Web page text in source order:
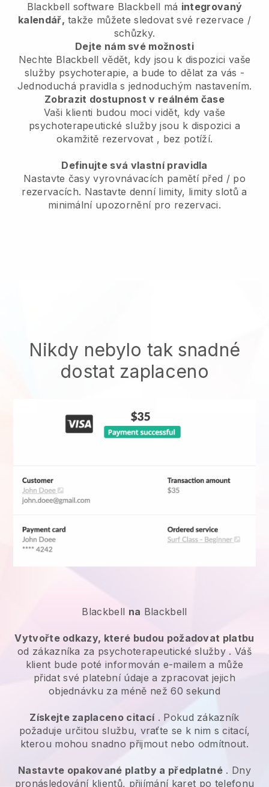
Blackbell software Blackbell má integrovaný
kalendář, takže můžete sledovat své rezervace /
schůzky.
Dejte nám své možnosti
Nechte Blackbell vědět, kdy jsou k dispozici vaše
služby psychoterapie, a bude to dělat za vás -
Jednoduchá pravidla s jednoduchým nastavením.
Zobrazit dostupnost v reálném čase
Vaši klienti budou moci vidět, kdy vaše
psychoterapeutické služby jsou k dispozici a
okamžitě rezervovat , bez potíží.
Definujte svá vlastní pravidla
Nastavte časy vyrovnávacích pamětí před / po
rezervacích. Nastavte denní limity, limity slotů a
minimální upozornění pro rezervaci.
Nikdy nebylo tak snadné
dostat zaplaceno
Blackbell na Blackbell
Vytvořte odkazy, které budou požadovat platbu
od zákazníka za psychoterapeutické služby . Váš
klient bude poté informován e-mailem a může
přidat své platební údaje a zpracovat jejich
objednávku za méně než 60 sekund
Získejte zaplaceno citací. Pokud zákazník
požaduje určitou službu, vraťte se k nim s citací,
kterou mohou snadno přijmout nebo odmítnout.
Nastavte opakované platby a předplatné . Dny
pronásledování klientů, přijímání karet po telefonu